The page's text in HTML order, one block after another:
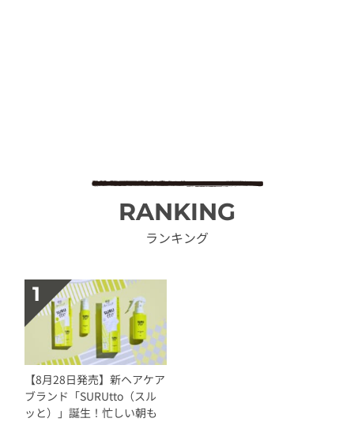
RANKING
ランキング
【8月28日発売】新ヘアケア
ブランド「SURUtto（スル
ッと）」誕生！忙しい朝も